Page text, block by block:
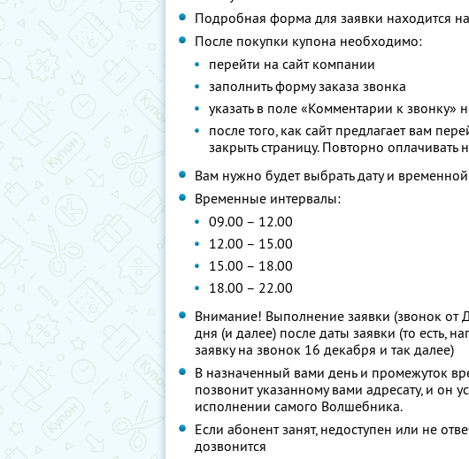
Подробная форма для заявки находится
После покупки купона необходимо:
перейти на сайт компании
заполнить форму заказа звонка
указать в поле «Комментарии к звонку»
после того, как сайт предлагает вам
закрыть страницу. Повторно оплачивать
Вам нужно будет выбрать дату и
Временные интервалы:
09.00 – 12.00
12.00 – 15.00
15.00 – 18.00
18.00 – 22.00
Внимание! Выполнение заявки (звонок
дня (и далее) после даты заявки (то есть,
заявку на звонок 16 декабря и так далее)
В назначенный вами день и промежуток
позвонит указанному вами адресату, и
исполнении самого Волшебника.
Если абонент занят, недоступен или не
дозвонится